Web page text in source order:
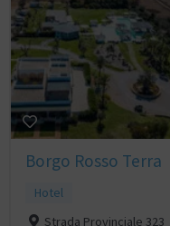
Borgo Rosso Terra
Hotel
Strada Provinciale 323